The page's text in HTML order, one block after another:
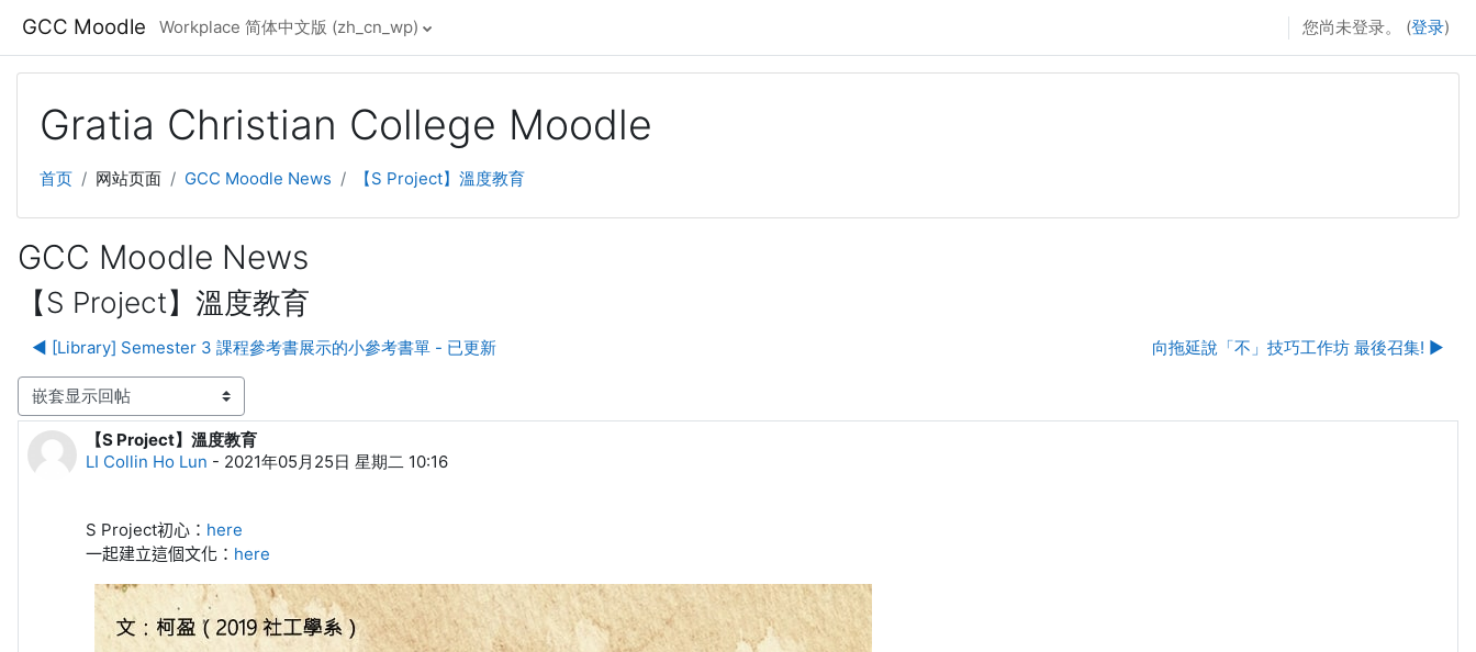
GCC Moodle Workplace 简体中文版 ‎(zh_cn_wp)‎ 您尚未登录。 (登录)
Gratia Christian College Moodle
首页 网站页面 GCC Moodle News 【S Project】溫度教育
GCC Moodle News
【S Project】溫度教育
◀︎ [Library] Semester 3 課程參考書展示的小參考書單 - 已更新 向拖延說「不」技巧工作坊 最後召集! ▶︎
模式
【S Project】溫度教育
LI Collin Ho Lun - 2021年05月25日 星期二 10:16
回帖数：0
S Project初心： here
一起建立這個文化： here